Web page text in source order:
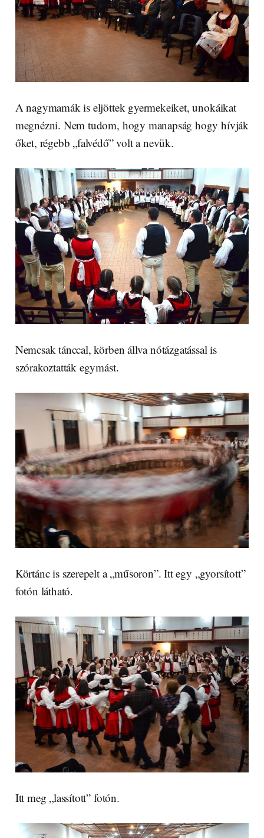
A nagymamák is eljöttek gyermekeiket, unokáikat
megnézni. Nem tudom, hogy manapság hogy hívják
őket, régebb „falvédő” volt a nevük.
Nemcsak tánccal, körben állva nótázgatással is
szórakoztatták egymást.
Körtánc is szerepelt a „műsoron”. Itt egy „gyorsított”
fotón látható.
Itt meg „lassított” fotón.